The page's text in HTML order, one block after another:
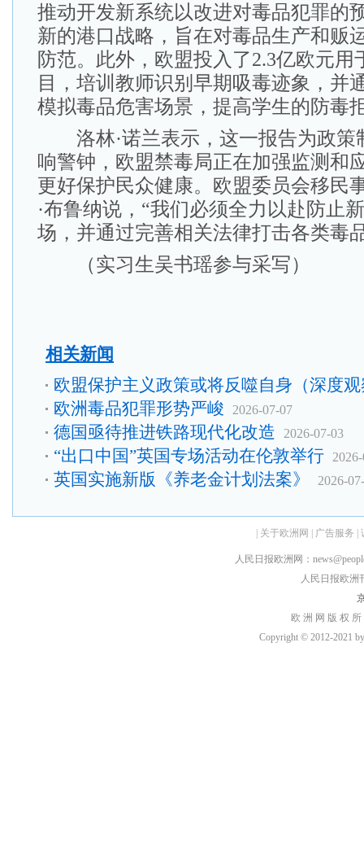
推动开发新系统以改进对毒品犯罪的
新的港口战略，旨在对毒品生产和贩
防范。此外，欧盟投入了2.3亿欧元用
目，培训教师识别早期吸毒迹象，并
模拟毒品危害场景，提高学生的防毒
洛林·诺兰表示，这一报告为政策
响警钟，欧盟禁毒局正在加强监测和
更好保护民众健康。欧盟委员会移民
·布鲁纳说，“我们必须全力以赴防止
场，并通过完善相关法律打击各类毒
（实习生吴书瑶参与采写）
相关新闻
欧盟保护主义政策或将反噬自身（深度
欧洲毒品犯罪形势严峻 2026-07-07
德国亟待推进铁路现代化改造 2026-07-03
“出口中国”英国专场活动在伦敦举行
英国实施新版《养老金计划法案》 2026-
关于欧洲网 广告服务
人民日报欧洲网：
人民日报欧洲
欧 洲 网 版 权
Copyright © 2012-2021